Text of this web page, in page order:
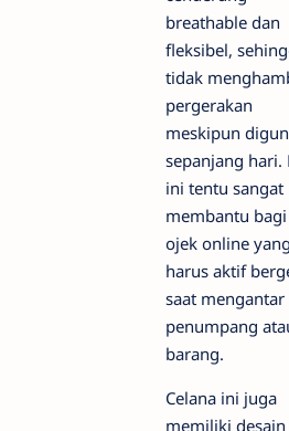
breathable dan
fleksibel,
tidak
pergerakan
meskipun
sepanjang hari.
ini tentu sangat
membantu
ojek online yang
harus aktif
saat mengantar
penumpang
barang.
Celana ini juga
memiliki desain